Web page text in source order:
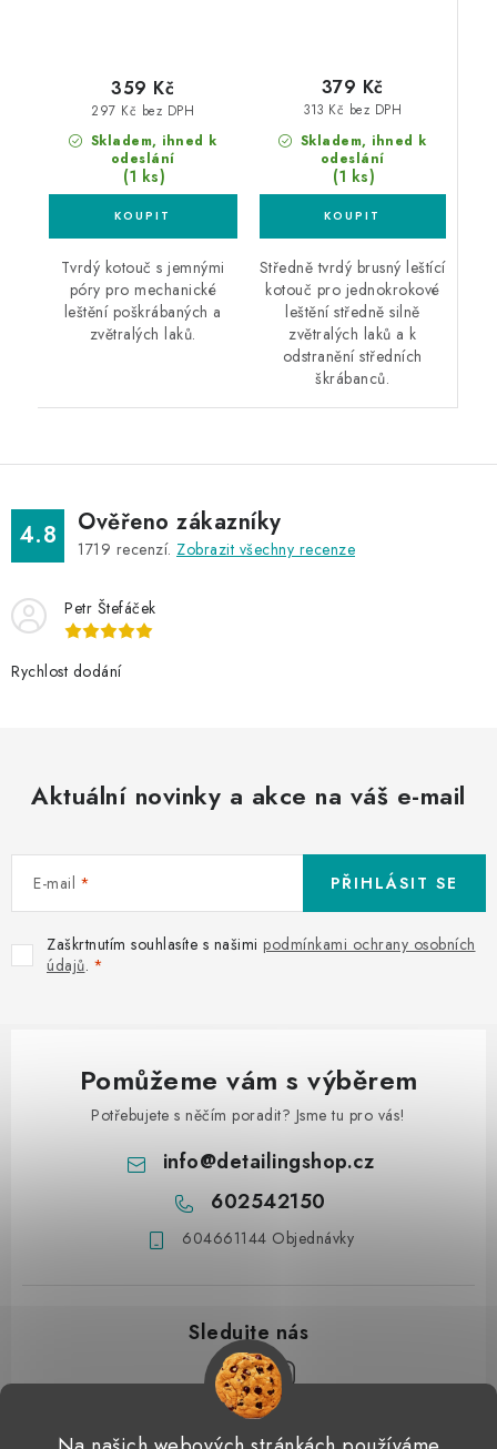
Skladem, ihned k
odeslání
(1 ks)
297 Kč bez DPH
359 Kč
Tvrdý kotouč s jemnými
póry pro mechanické
leštění poškrábaných a
zvětralých laků.
Skladem, ihned k
odeslání
(1 ks)
313 Kč bez DPH
379 Kč
Středně tvrdý brusný leštící
kotouč pro jednokrokové
leštění středně silně
zvětralých laků a k
odstranění středních
škrábanců.
4.8 Ověřeno zákazníky
1719 recenzí. Zobrazit všechny recenze
Petr Štefáček
Rychlost dodání
Aktuální novinky a akce na váš e-mail
E-mail
Zaškrtnutím souhlasíte s našimi podmínkami ochrany osobních
údajů.
PŘIHLÁSIT SE
Pomůžeme vám s výběrem
Potřebujete s něčím poradit? Jsme tu pro vás!
info@detailingshop.cz
602542150
604661144 Objednávky